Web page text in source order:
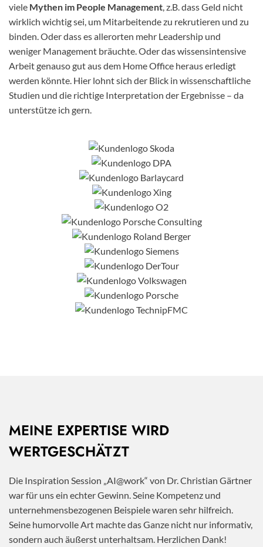
viele Mythen im People Management, z.B. dass Geld nicht
wirklich wichtig sei, um Mitarbeitende zu rekrutieren und zu
binden. Oder dass es allerorten mehr Leadership und
weniger Management bräuchte. Oder das wissensintensive
Arbeit genauso gut aus dem Home Office heraus erledigt
werden könnte. Hier lohnt sich der Blick in wissenschaftliche
Studien und die richtige Interpretation der Ergebnisse – da
unterstütze ich gern.
MEINE EXPERTISE WIRD
WERTGESCHÄTZT
Die Inspiration Session „AI@work“ von Dr. Christian Gärtner
war für uns ein echter Gewinn. Seine Kompetenz und
unternehmensbezogenen Beispiele waren sehr hilfreich.
Seine humorvolle Art machte das Ganze nicht nur informativ,
sondern auch äußerst unterhaltsam. Herzlichen Dank!